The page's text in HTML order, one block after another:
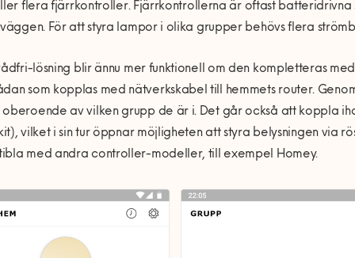
flera fjärrkontroller. Fjärrkontrollerna är oftast batteridrivna
För att styra lampor i olika grupper behövs flera
lösning blir ännu mer funktionell om den kompletteras
som kopplas med nätverkskabel till hemmets router.
av vilken grupp de är i. Det går också att koppla
vilket i sin tur öppnar möjligheten att styra belysningen via
med andra controller-modeller, till exempel Homey.